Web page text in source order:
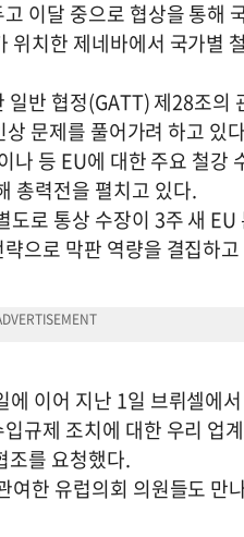
이달 중으로 협상을 통해
치한 제네바에서 국가별
반 협정(GATT) 제28조의
문제를 풀어가려 하고 있
등 EU에 대한 주요 철강
총력전을 펼치고 있다.
로 통상 수장이 3주 새
으로 막판 역량을 결집하
이어 지난 1일 브뤼셀에
규제 조치에 대한 우리 업
조를 요청했다.
한 유럽의회 의원들도 만